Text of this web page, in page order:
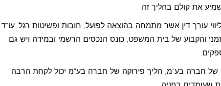
את קולם בהליך זה.
עורך דין אשר מתמחה בהוצאה לפועל, חובות ופשיטות רגל. עו"ד
והקבוע של בית המשפט, כונס הנכסים הרשמי ובמידה ויש גם
של חברה בע"מ, הליך פירוקה של חברה בע"מ יכול לקחת הרבה